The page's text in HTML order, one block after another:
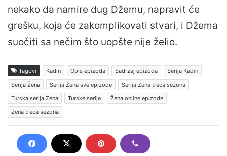
nekako da namire dug Džemu, napravit će
grešku, koja će zakomplikovati stvari, i Džema
suočiti sa nečim što uopšte nije želio.
Tagovi Kadin Opis epizoda Sadrzaj epizoda
Serija Kadin
Serija Žena
Serija Žena sve epizode
Serija Zena treca sezona
Turska serija Zena
Turske serije
Žena online epizode
Zena treca sezona